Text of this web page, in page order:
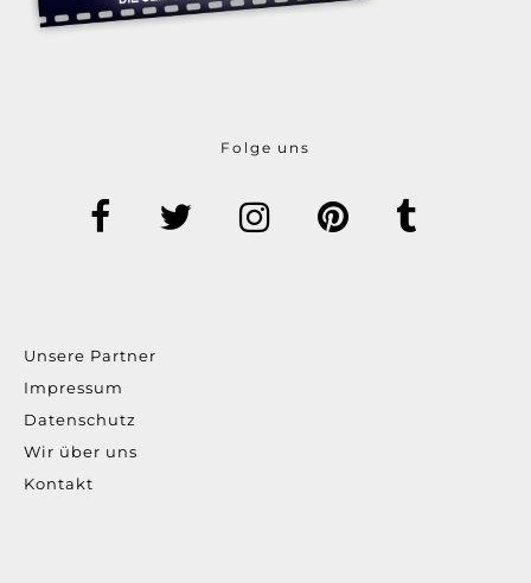
Folge uns
Unsere Partner
Impressum
Datenschutz
Wir über uns
Kontakt